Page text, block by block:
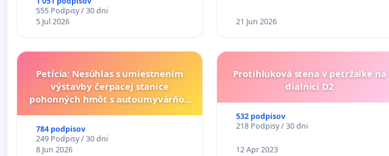
555 Podpisy / 30 dni
5 Jul 2026
21 Jun 2026
Petícia: Nesúhlas s umiestnením
výstavby čerpacej stanice
pohonných hmôt s autoumyvárňou
Grob - Čierna Voda
784 podpisov
249 Podpisy / 30 dni
8 Jun 2026
Protihluková stena v petržalke na
dialnici D2
532 podpisov
218 Podpisy / 30 dni
12 Apr 2023